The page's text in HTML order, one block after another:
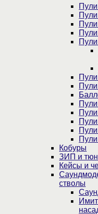
Кобуры
ЗИП и
Кейсы и
стволы